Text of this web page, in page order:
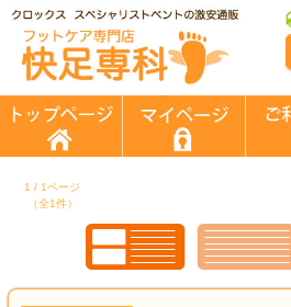
1 / 1ページ
（全1件）